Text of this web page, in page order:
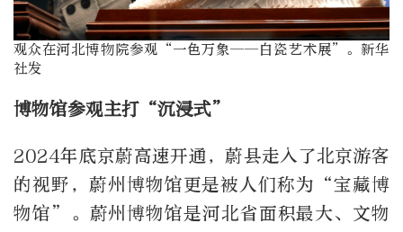
观众在河北博物院参观“一色万象——白瓷艺术展”。新华
社发
博物馆参观主打“沉浸式”
2024年底京蔚高速开通，蔚县走入了北京游客
的视野，蔚州博物馆更是被人们称为“宝藏博
物馆”。蔚州博物馆是河北省面积最大、文物